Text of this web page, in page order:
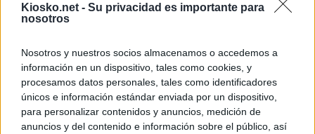
Kiosko.net - Su privacidad es importante para
nosotros
Nosotros y nuestros socios almacenamos o accedemos a
información en un dispositivo, tales como cookies, y
procesamos datos personales, tales como identificadores
únicos e información estándar enviada por un dispositivo,
para personalizar contenidos y anuncios, medición de
anuncios y del contenido e información sobre el público, así
cruzar la
que busca a los
Ceuta
© Kiosko.net Aviso Legal Privacidad y Cookies